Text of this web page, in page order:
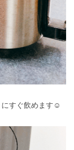
にすぐ飲めます☺️